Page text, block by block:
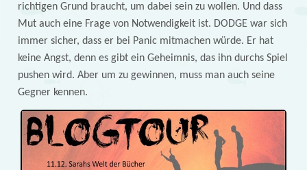
richtigen Grund braucht, um dabei sein zu wollen. Und dass
Mut auch eine Frage von Notwendigkeit ist. DODGE war sich
immer sicher, dass er bei Panic mitmachen würde. Er hat
keine Angst, denn es gibt ein Geheimnis, das ihn durchs Spiel
pushen wird. Aber um zu gewinnen, muss man auch seine
Gegner kennen.